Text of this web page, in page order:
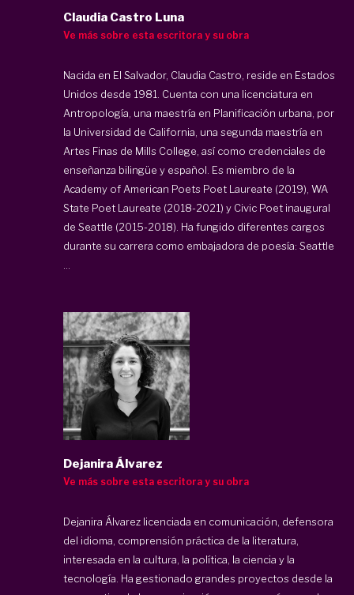
Claudia Castro Luna
Ve más sobre esta escritora y su obra
Nacida en El Salvador, Claudia Castro, reside en Estados
Unidos desde 1981. Cuenta con una licenciatura en
Antropología, una maestría en Planificación urbana, por
la Universidad de California, una segunda maestría en
Artes Finas de Mills College, así como credenciales de
enseñanza bilingüe y español. Es miembro de la
Academy of American Poets Poet Laureate (2019), WA
State Poet Laureate (2018-2021) y Civic Poet inaugural
de Seattle (2015-2018). Ha fungido diferentes cargos
durante su carrera como embajadora de poesía: Seattle
...
Dejanira Álvarez
Ve más sobre esta escritora y su obra
Dejanira Álvarez licenciada en comunicación, defensora
del idioma, comprensión práctica de la literatura,
interesada en la cultura, la política, la ciencia y la
tecnología. Ha gestionado grandes proyectos desde la